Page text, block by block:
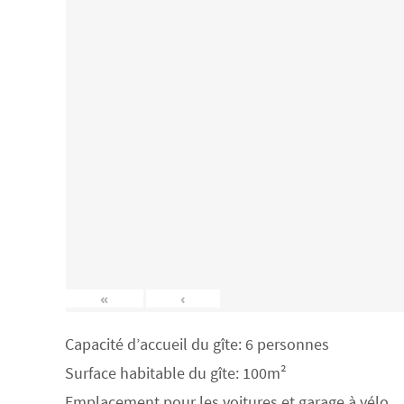
« ‹
Capacité d’accueil du gîte: 6 personnes
Surface habitable du gîte: 100m²